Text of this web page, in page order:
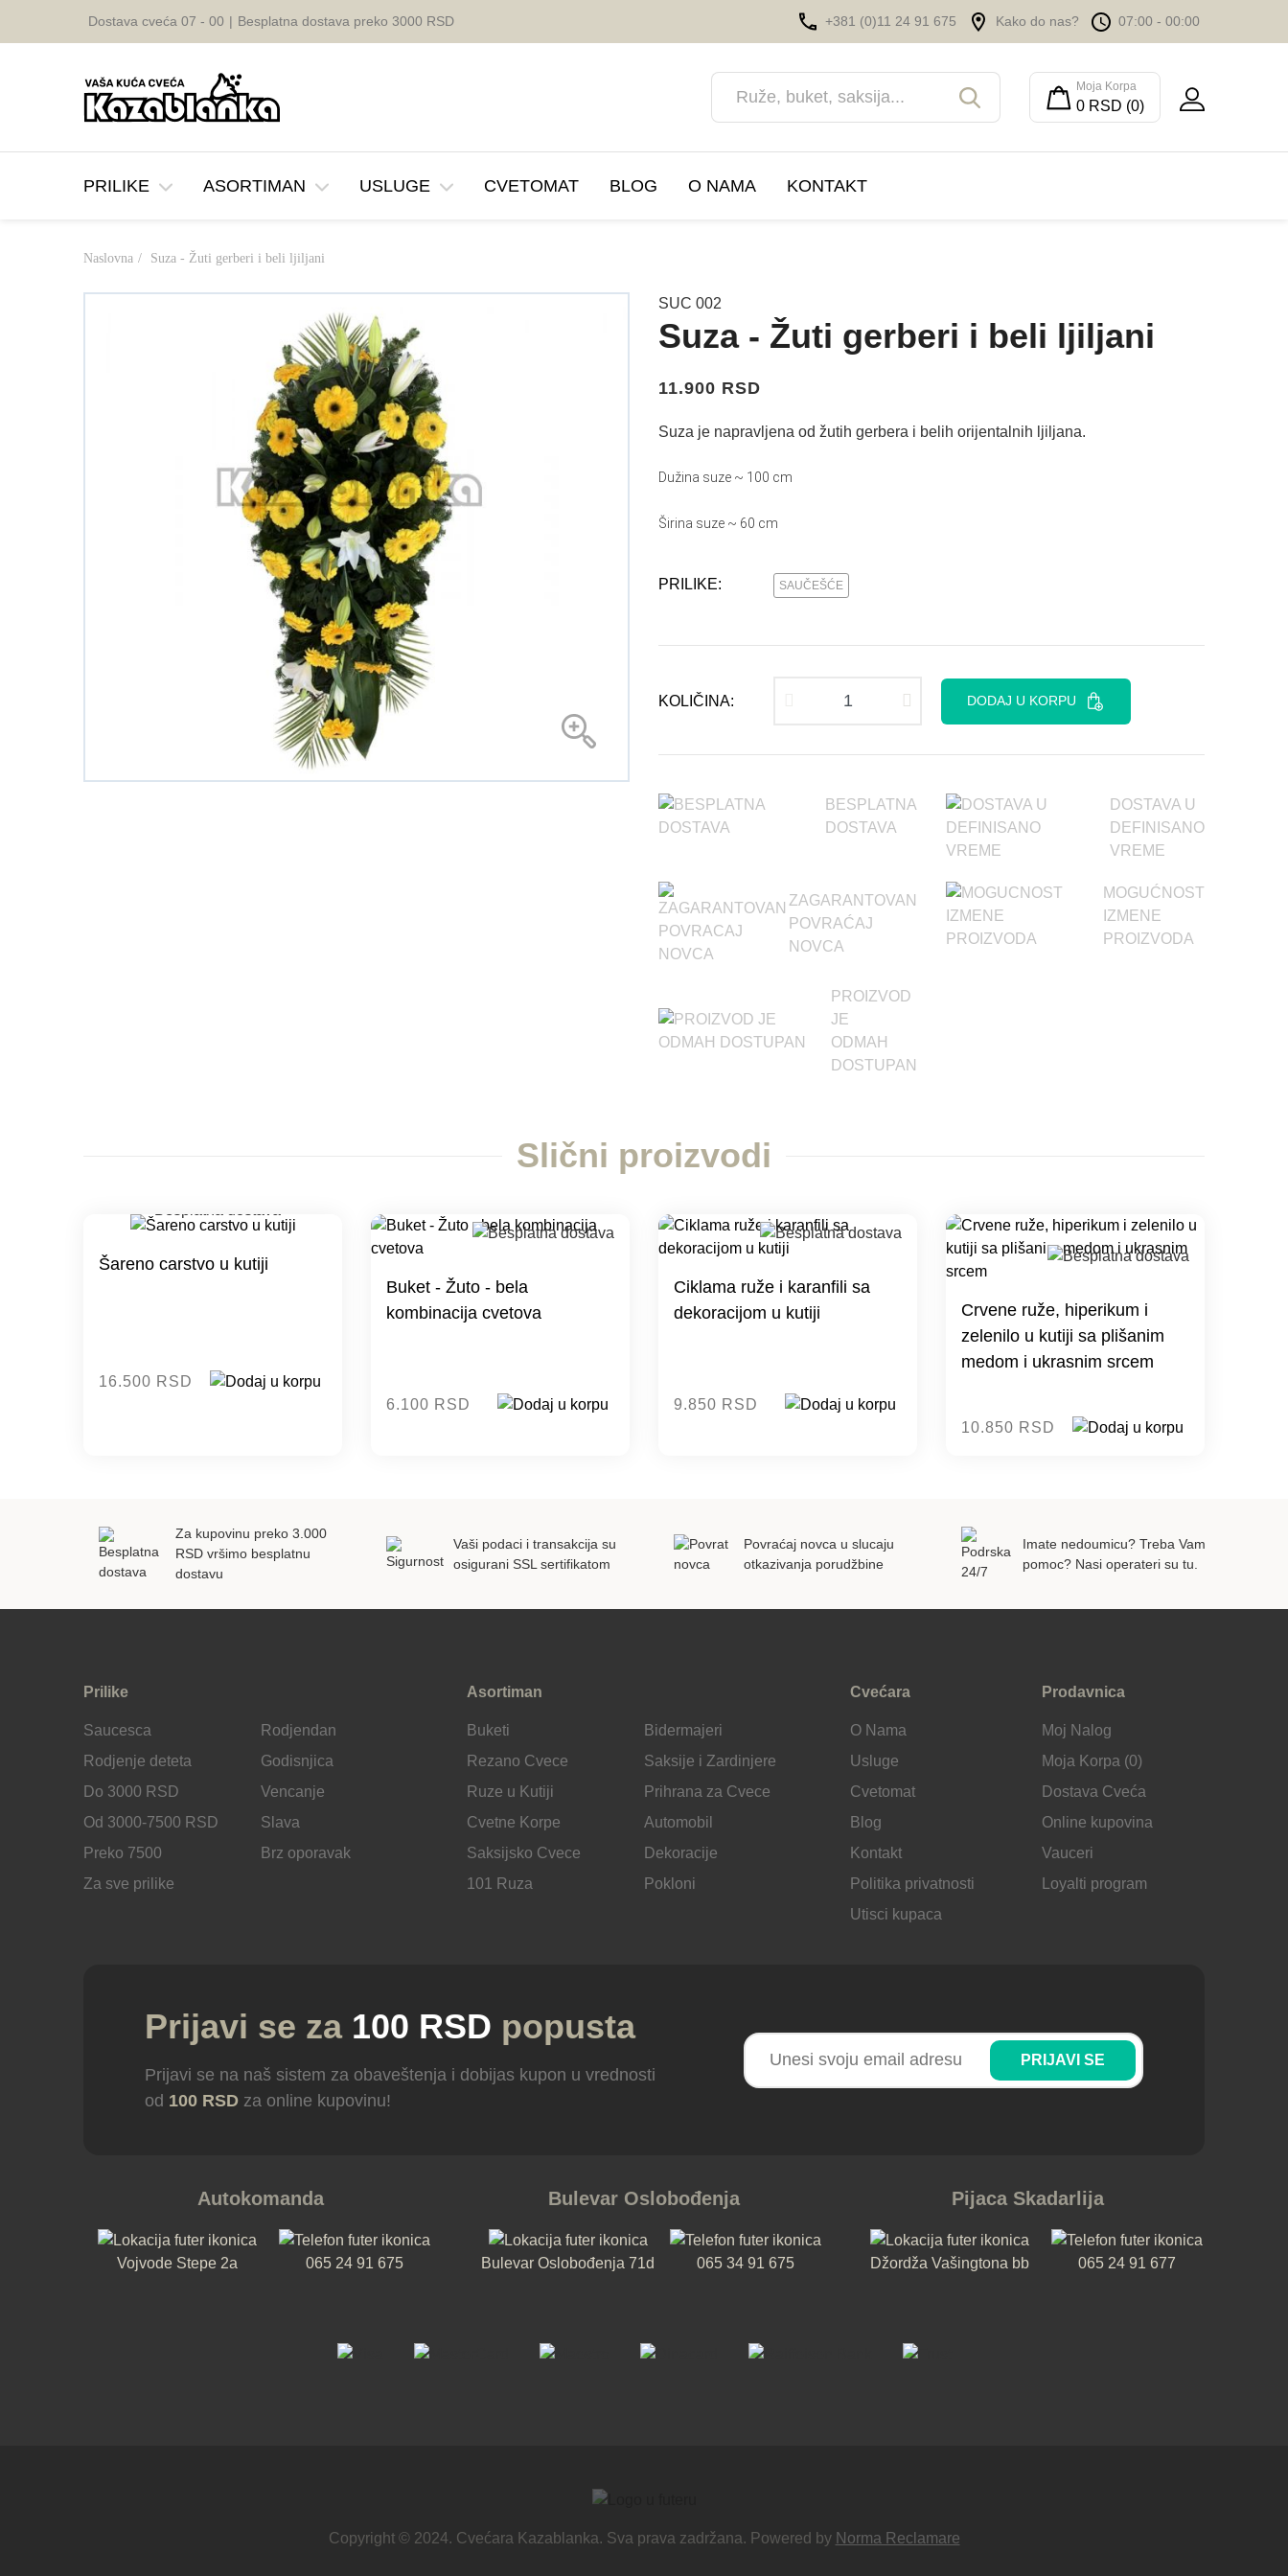
Dostava cveća 07 - 00 | Besplatna dostava preko 3000 RSD +381 (0)11 24 91 675 Kako do nas? 07:00 - 00:00
Moja Korpa
0 RSD (0)
PRILIKE
Brz oporavak
8. mart
Saucesca
ASORTIMAN
Rezano Cvece
Ruze u Kutiji
Cvetne Korpe
Saksijsko Cvece
101 Ruza
Bidermajeri
Saksije i Zardinjere
Novogodišnji aranžmani
USLUGE
Venčanja i proslave
Korporativni događaji
CVETOMAT BLOG O NAMA KONTAKT
Naslovna Suza - Žuti gerberi i beli ljiljani
SUC 002
Suza - Žuti gerberi i beli ljiljani
11.900 RSD
Suza je napravljena od žutih gerbera i belih orijentalnih ljiljana.
Dužina suze ~ 100 cm
Širina suze ~ 60 cm
PRILIKE: SAUČEŠĆE
KOLIČINA: DODAJ U KORPU
BESPLATNA
DOSTAVA
DOSTAVA U
DEFINISANO
VREME
ZAGARANTOVAN
POVRAĆAJ
NOVCA
MOGUĆNOST
IZMENE
PROIZVODA
PROIZVOD
JE
ODMAH
DOSTUPAN
Slični proizvodi
Šareno carstvo u kutiji
16.500 RSD
Buket - Žuto - bela
kombinacija cvetova
6.100 RSD
Ciklama ruže i karanfili sa
dekoracijom u kutiji
9.850 RSD
Crvene ruže, hiperikum i
zelenilo u kutiji sa plišanim
medom i ukrasnim srcem
10.850 RSD
Za kupovinu preko 3.000
RSD vršimo besplatnu
dostavu
Vaši podaci i transakcija su
osigurani SSL sertifikatom
Povraćaj novca u slucaju
otkazivanja porudžbine
Imate nedoumicu? Treba Vam
pomoc? Nasi operateri su tu.
Prilike
Saucesca
Rodjendan
Rodjenje deteta
Godisnjica
Do 3000 RSD
Vencanje
Od 3000-7500 RSD
Slava
Preko 7500
Brz oporavak
Za sve prilike
Asortiman
Buketi
Bidermajeri
Rezano Cvece
Saksije i Zardinjere
Ruze u Kutiji
Prihrana za Cvece
Cvetne Korpe
Automobil
Saksijsko Cvece
Dekoracije
101 Ruza
Pokloni
Cvećara
O Nama
Usluge
Cvetomat
Blog
Kontakt
Politika privatnosti
Utisci kupaca
Prodavnica
Moj Nalog
Moja Korpa (0)
Dostava Cveća
Online kupovina
Vauceri
Loyalti program
Prijavi se za 100 RSD popusta
Prijavi se na naš sistem za obaveštenja i dobijas kupon u vrednosti
od 100 RSD za online kupovinu!
PRIJAVI SE
Autokomanda
Vojvode Stepe 2a 065 24 91 675
Bulevar Oslobođenja
Bulevar Oslobođenja 71d 065 34 91 675
Pijaca Skadarlija
Džordža Vašingtona bb 065 24 91 677
Copyright © 2024. Cvećara Kazablanka. Sva prava zadržana. Powered by Norma Reclamare